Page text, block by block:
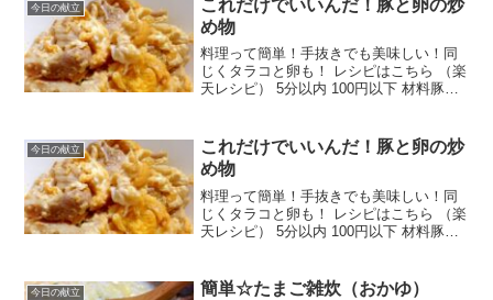
今日の献立
これだけでいいんだ！豚と卵の炒
め物
料理って簡単！手抜きでも美味しい！同
じくタラコと卵も！ レシピはこちら （楽
天レシピ） 5分以内 100円以下 材料豚肉
ビュー
今日の献立
これだけでいいんだ！豚と卵の炒
め物
料理って簡単！手抜きでも美味しい！同
じくタラコと卵も！ レシピはこちら （楽
天レシピ） 5分以内 100円以下 材料豚肉
ビュー
今日の献立 簡単☆たまご雑炊（おかゆ）